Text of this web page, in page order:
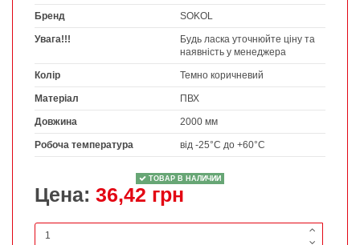
Бренд SOKOL
Увага!!!
Будь ласка уточнюйте ціну та
наявність у менеджера
Колір Темно коричневий
Матеріал ПВХ
Довжина 2000 мм
Робоча температура від -25°С до +60°С
ТОВАР В НАЛИЧИИ
Цена: 36,42 грн